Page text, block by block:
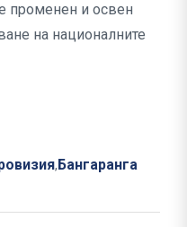
променен и освен
на националните
, Бангаранга